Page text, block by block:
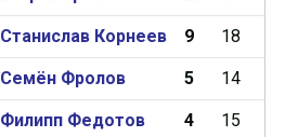
Станислав Корнеев 9 18
Семён Фролов 5 14
Филипп Федотов 4 15